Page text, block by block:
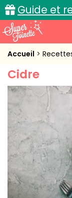
Guide et
Accueil
Recettes de
Cuisine pratique
L'actu cuisine
Accueil
Cidre